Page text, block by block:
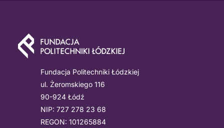
Fundacja Politechniki Łódzkiej
ul. Żeromskiego 116
90-924 Łódź
NIP: 727 278 23 68
REGON: 101265884